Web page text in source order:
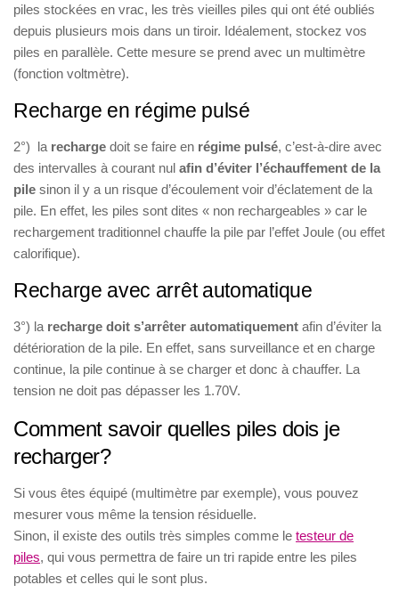
piles stockées en vrac, les très vieilles piles qui ont été oubliés
depuis plusieurs mois dans un tiroir. Idéalement, stockez vos
piles en parallèle. Cette mesure se prend avec un multimètre
(fonction voltmètre).
Recharge en régime pulsé
2°) la recharge doit se faire en régime pulsé, c’est-à-dire avec
des intervalles à courant nul afin d’éviter l’échauffement de la
pile sinon il y a un risque d’écoulement voir d’éclatement de la
pile. En effet, les piles sont dites « non rechargeables » car le
rechargement traditionnel chauffe la pile par l’effet Joule (ou effet
calorifique).
Recharge avec arrêt automatique
3°) la recharge doit s’arrêter automatiquement afin d’éviter la
détérioration de la pile. En effet, sans surveillance et en charge
continue, la pile continue à se charger et donc à chauffer. La
tension ne doit pas dépasser les 1.70V.
Comment savoir quelles piles dois je
recharger?
Si vous êtes équipé (multimètre par exemple), vous pouvez
mesurer vous même la tension résiduelle.
Sinon, il existe des outils très simples comme le testeur de
piles, qui vous permettra de faire un tri rapide entre les piles
potables et celles qui le sont plus.